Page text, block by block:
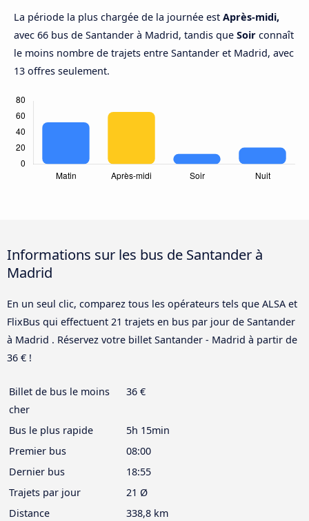
La période la plus chargée de la journée est Après-midi,
avec 66 bus de Santander à Madrid, tandis que Soir connaît
le moins nombre de trajets entre Santander et Madrid, avec
13 offres seulement.
Informations sur les bus de Santander à
Madrid
En un seul clic, comparez tous les opérateurs tels que ALSA et
FlixBus qui effectuent 21 trajets en bus par jour de Santander
à Madrid . Réservez votre billet Santander - Madrid à partir de
36 € !
Billet de bus le moins
cher
36 €
Bus le plus rapide
5h 15min
Premier bus
08:00
Dernier bus
18:55
Trajets par jour
21 Ø
Distance
338,8 km